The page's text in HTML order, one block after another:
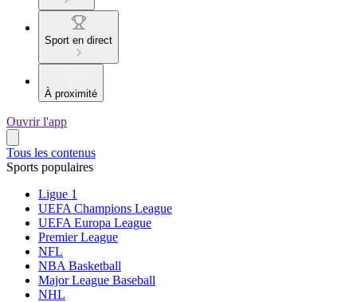
Sport en direct
À proximité
Ouvrir l'app
Tous les contenus
Sports populaires
Ligue 1
UEFA Champions League
UEFA Europa League
Premier League
NFL
NBA Basketball
Major League Baseball
NHL